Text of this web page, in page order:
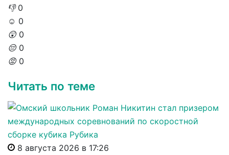
👎 0
☺️ 0
😲 0
😔 0
😡 0
Читать по теме
8 августа 2026 в 17:26